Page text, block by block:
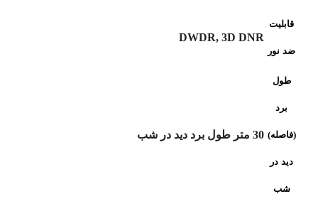
قابلیت
ضد نور
DWDR, 3D DNR
طول
برد
(فاصله)
دید در
شب
30 متر طول برد دید در شب